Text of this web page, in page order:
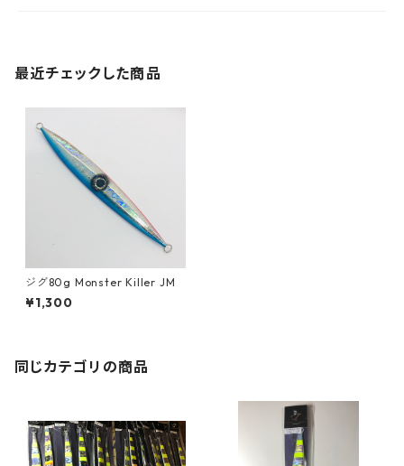
最近チェックした商品
ジグ80g Monster Killer JM
¥1,300
同じカテゴリの商品